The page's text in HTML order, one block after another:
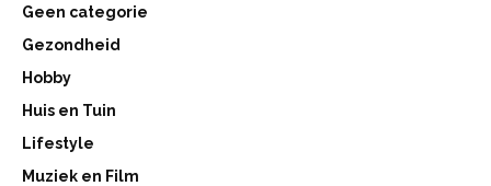
Geen categorie
Gezondheid
Hobby
Huis en Tuin
Lifestyle
Muziek en Film